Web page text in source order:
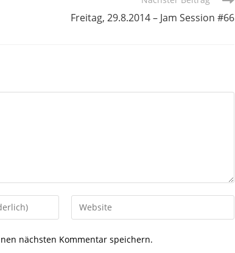
Freitag, 29.8.2014 – Jam Session #66
Gib
deine
nächsten Kommentar speichern.